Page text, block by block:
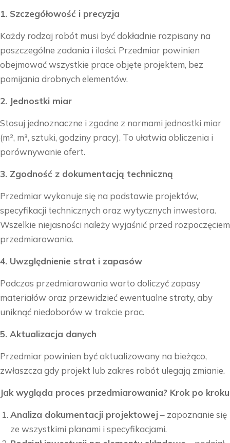
1. Szczegółowość i precyzja
Każdy rodzaj robót musi być dokładnie rozpisany na
poszczególne zadania i ilości. Przedmiar powinien
obejmować wszystkie prace objęte projektem, bez
pomijania drobnych elementów.
2. Jednostki miar
Stosuj jednoznaczne i zgodne z normami jednostki miar
(m², m³, sztuki, godziny pracy). To ułatwia obliczenia i
porównywanie ofert.
3. Zgodność z dokumentacją techniczną
Przedmiar wykonuje się na podstawie projektów,
specyfikacji technicznych oraz wytycznych inwestora.
Wszelkie niejasności należy wyjaśnić przed rozpoczęciem
przedmiarowania.
4. Uwzględnienie strat i zapasów
Podczas przedmiarowania warto doliczyć zapasy
materiałów oraz przewidzieć ewentualne straty, aby
uniknąć niedoborów w trakcie prac.
5. Aktualizacja danych
Przedmiar powinien być aktualizowany na bieżąco,
zwłaszcza gdy projekt lub zakres robót ulegają zmianie.
Jak wygląda proces przedmiarowania? Krok po kroku
Analiza dokumentacji projektowej – zapoznanie się
ze wszystkimi planami i specyfikacjami.